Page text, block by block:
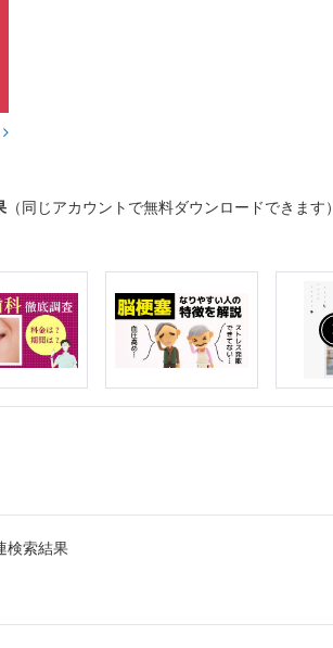
（同じアカウントで無料ダウンロードできます）
検索結果